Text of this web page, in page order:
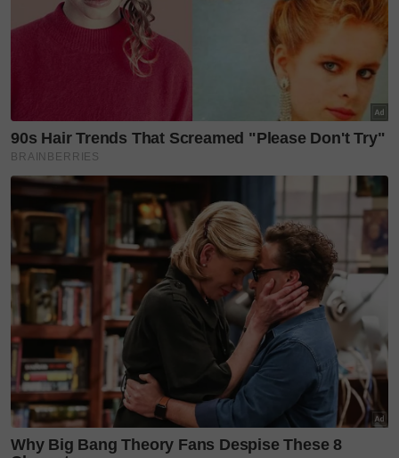
"Malah, fabrik yang digunakan bukan sahaja lembut
pada sentuhan pertama, tetapi juga tahan lama dan
kekal selesa walaupun selepas kerap dicuci, satu
kongsi beliau lagi.
Menariknya, identiti visual jenama ini turut mencuri
perhatian. Kays + Kins terkenal dengan rekaan
lukisan tangan edisi terhad yang tidak dihasilkan
secara besar-besaran.